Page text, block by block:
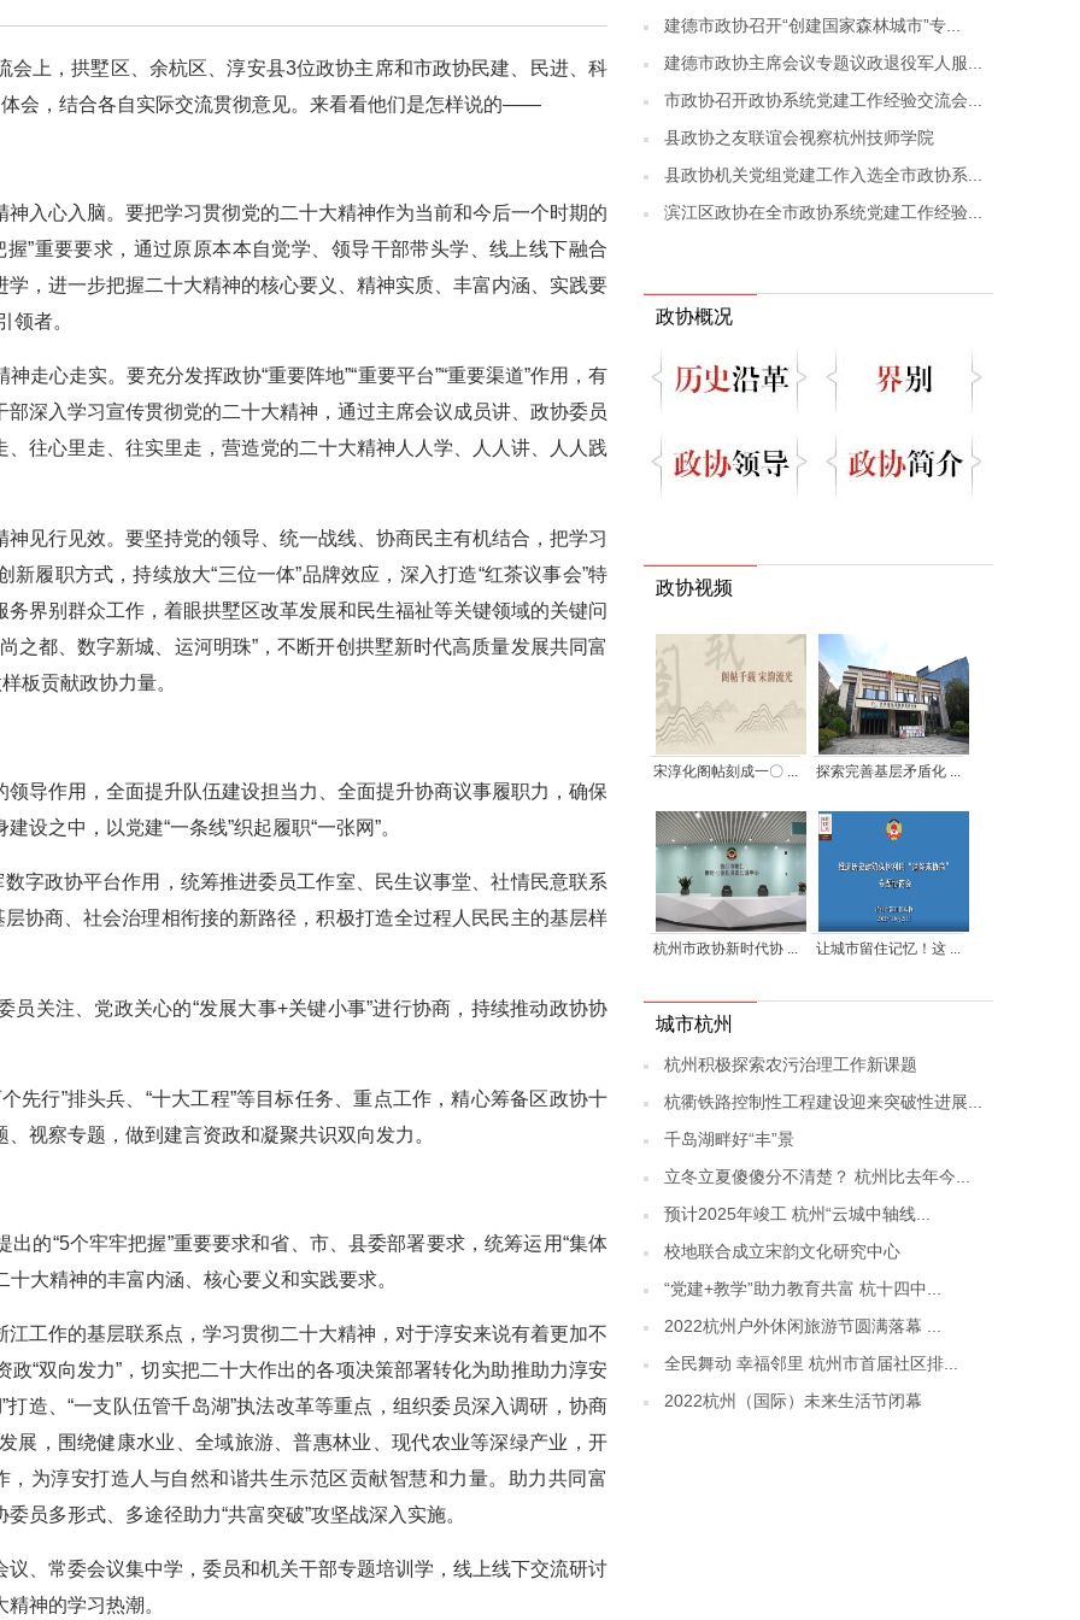
上，拱墅区、余杭区、淳安县3位政协主席和市政协民建、民进、科
会，结合各自实际交流贯彻意见。来看看他们是怎样说的——
入心入脑。要把学习贯彻党的二十大精神作为当前和今后一个时期的
”重要要求，通过原原本本自觉学、领导干部带头学、线上线下融合
，进一步把握二十大精神的核心要义、精神实质、丰富内涵、实践要
领者。
心走实。要充分发挥政协“重要阵地”“重要平台”“重要渠道”作用，有
深入学习宣传贯彻党的二十大精神，通过主席会议成员讲、政协委员
往心里走、往实里走，营造党的二十大精神人人学、人人讲、人人践
见行见效。要坚持党的领导、统一战线、协商民主有机结合，把学习
履职方式，持续放大“三位一体”品牌效应，深入打造“红茶议事会”特
界别群众工作，着眼拱墅区改革发展和民生福祉等关键领域的关键问
之都、数字新城、运河明珠”，不断开创拱墅新时代高质量发展共同富
板贡献政协力量。
导作用，全面提升队伍建设担当力、全面提升协商议事履职力，确保
设之中，以党建“一条线”织起履职“一张网”。
字政协平台作用，统筹推进委员工作室、民生议事堂、社情民意联系
协商、社会治理相衔接的新路径，积极打造全过程人民民主的基层样
关注、党政关心的“发展大事+关键小事”进行协商，持续推动政协协
行”排头兵、“十大工程”等目标任务、重点工作，精心筹备区政协十
视察专题，做到建言资政和凝聚共识双向发力。
的“5个牢牢把握”重要要求和省、市、县委部署要求，统筹运用“集体
大精神的丰富内涵、核心要义和实践要求。
工作的基层联系点，学习贯彻二十大精神，对于淳安来说有着更加不
“双向发力”，切实把二十大作出的各项决策部署转化为助推助力淳安
造、“一支队伍管千岛湖”执法改革等重点，组织委员深入调研，协商
展，围绕健康水业、全域旅游、普惠林业、现代农业等深绿产业，开
，为淳安打造人与自然和谐共生示范区贡献智慧和力量。助力共同富
员多形式、多途径助力“共富突破”攻坚战深入实施。
、常委会议集中学，委员和机关干部专题培训学，线上线下交流研讨
神的学习热潮。
建德市政协召开“创建国家森林城市”专...
建德市政协主席会议专题议政退役军人服...
市政协召开政协系统党建工作经验交流会...
县政协之友联谊会视察杭州技师学院
县政协机关党组党建工作入选全市政协系...
滨江区政协在全市政协系统党建工作经验...
政协概况
政协视频
宋淳化阁帖刻成一〇 ... 探索完善基层矛盾化 ...
杭州市政协新时代协 ... 让城市留住记忆！这 ...
城市杭州
杭州积极探索农污治理工作新课题
杭衢铁路控制性工程建设迎来突破性进展...
千岛湖畔好“丰”景
立冬立夏傻傻分不清楚？ 杭州比去年今...
预计2025年竣工 杭州“云城中轴线...
校地联合成立宋韵文化研究中心
“党建+教学”助力教育共富 杭十四中...
2022杭州户外休闲旅游节圆满落幕 ...
全民舞动 幸福邻里 杭州市首届社区排...
2022杭州（国际）未来生活节闭幕